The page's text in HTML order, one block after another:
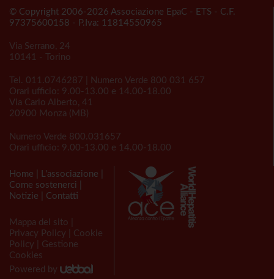
© Copyright 2006-2026 Associazione EpaC - ETS - C.F.
97375600158 - P.Iva: 11814550965
Via Serrano, 24
10141 - Torino
Tel. 011.0746287 | Numero Verde 800 031 657
Orari ufficio: 9.00-13.00 e 14.00-18.00
Via Carlo Alberto, 41
20900 Monza (MB)
Numero Verde 800.031657
Orari ufficio: 9.00-13.00 e 14.00-18.00
Home L'associazione
Come sostenerci
Notizie
Contatti
Mappa del sito
Privacy Policy
Cookie
Policy
Gestione
Cookies
Powered by